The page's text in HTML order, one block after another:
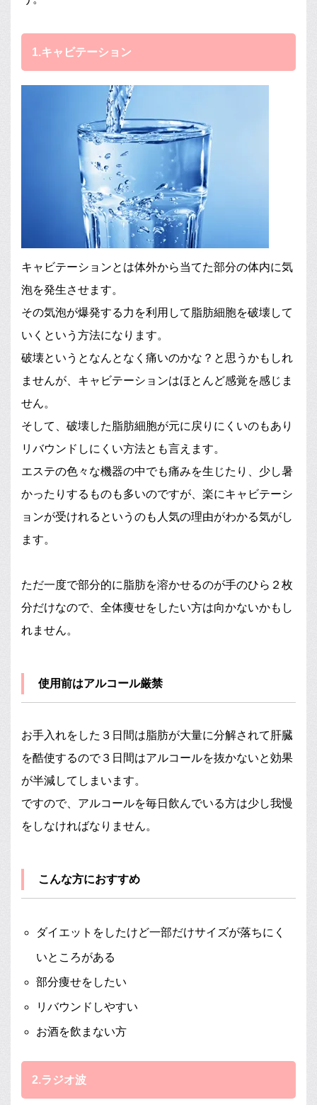
1.キャビテーション
キャビテーションとは体外から当てた部分の体内に気
泡を発生させます。
その気泡が爆発する力を利用して脂肪細胞を破壊して
いくという方法になります。
破壊というとなんとなく痛いのかな？と思うかもしれ
ませんが、キャビテーションはほとんど感覚を感じま
せん。
そして、破壊した脂肪細胞が元に戻りにくいのもあり
リバウンドしにくい方法とも言えます。
エステの色々な機器の中でも痛みを生じたり、少し暑
かったりするものも多いのですが、楽にキャビテーシ
ョンが受けれるというのも人気の理由がわかる気がし
ます。
ただ一度で部分的に脂肪を溶かせるのが手のひら２枚
分だけなので、全体痩せをしたい方は向かないかもし
れません。
使用前はアルコール厳禁
お手入れをした３日間は脂肪が大量に分解されて肝臓
を酷使するので３日間はアルコールを抜かないと効果
が半減してしまいます。
ですので、アルコールを毎日飲んでいる方は少し我慢
をしなければなりません。
こんな方におすすめ
ダイエットをしたけど一部だけサイズが落ちにく
いところがある
部分痩せをしたい
リバウンドしやすい
お酒を飲まない方
2.ラジオ波